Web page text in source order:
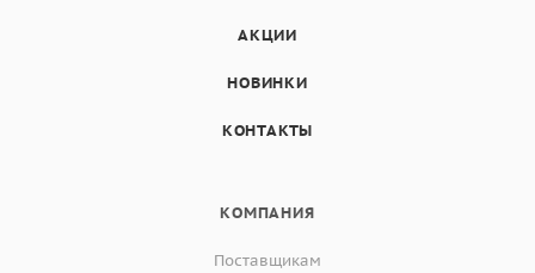
АКЦИИ
НОВИНКИ
КОНТАКТЫ
КОМПАНИЯ
Поставщикам